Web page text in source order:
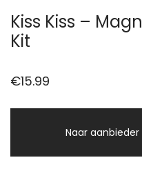
Kiss Kiss –
Kit
€15.99
Naar aanbieder